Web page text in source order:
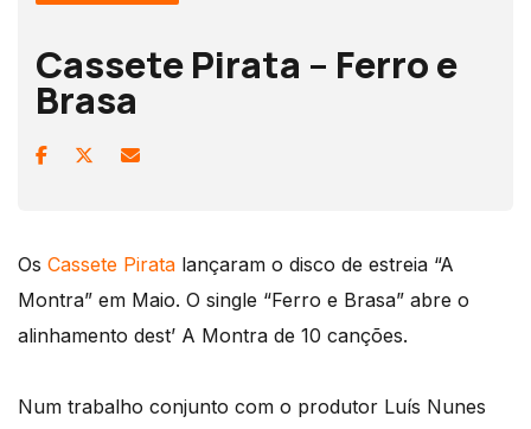
Cassete Pirata – Ferro e
Brasa
Os Cassete Pirata lançaram o disco de estreia “A
Montra” em Maio. O single “Ferro e Brasa” abre o
alinhamento dest’ A Montra de 10 canções.
Num trabalho conjunto com o produtor Luís Nunes